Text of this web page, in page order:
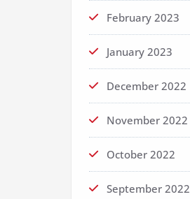
February 2023
January 2023
December 2022
November 2022
October 2022
September 2022